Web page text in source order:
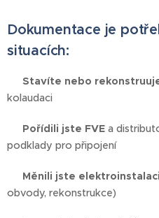
Dokumentace je
situacích:
Stavíte nebo
kolaudaci
Pořídili jste FVE a
podklady pro připojení
Měnili jste elektroinstalaci
obvody, rekonstrukce)